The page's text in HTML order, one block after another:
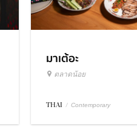
มาเต้อะ
ตลาดน้อย
THAI / Contemporary